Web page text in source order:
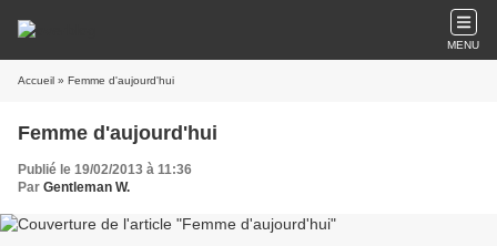
MENU
Accueil » Femme d'aujourd'hui
Femme d'aujourd'hui
Publié le 19/02/2013 à 11:36
Par Gentleman W.